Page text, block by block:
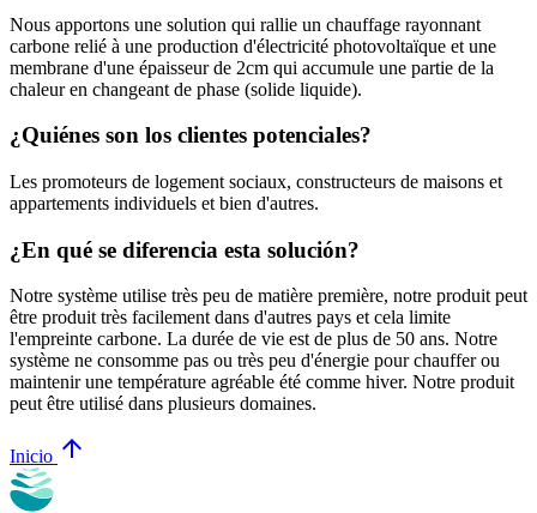
Nous apportons une solution qui rallie un chauffage rayonnant
carbone relié à une production d'électricité photovoltaïque et une
membrane d'une épaisseur de 2cm qui accumule une partie de la
chaleur en changeant de phase (solide liquide).
¿Quiénes son los clientes potenciales?
Les promoteurs de logement sociaux, constructeurs de maisons et
appartements individuels et bien d'autres.
¿En qué se diferencia esta solución?
Notre système utilise très peu de matière première, notre produit peut
être produit très facilement dans d'autres pays et cela limite
l'empreinte carbone. La durée de vie est de plus de 50 ans. Notre
système ne consomme pas ou très peu d'énergie pour chauffer ou
maintenir une température agréable été comme hiver. Notre produit
peut être utilisé dans plusieurs domaines.
Inicio arrow_upward